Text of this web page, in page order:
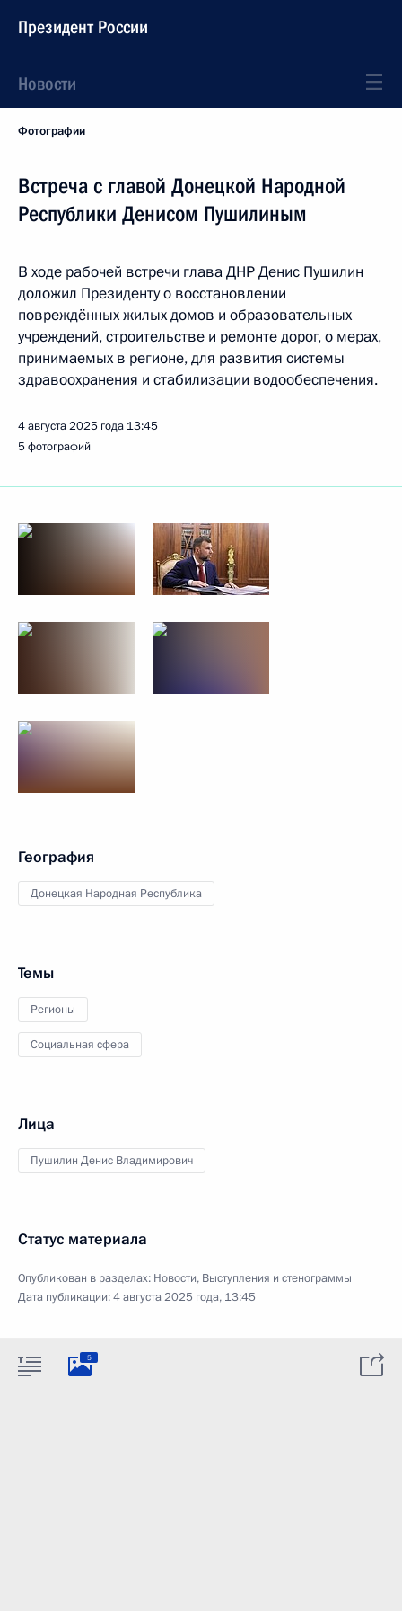
Президент России
Новости
Фотографии
Встреча с главой Донецкой Народной
Республики Денисом Пушилиным
В ходе рабочей встречи глава ДНР Денис Пушилин
доложил Президенту о восстановлении
повреждённых жилых домов и образовательных
учреждений, строительстве и ремонте дорог, о мерах,
принимаемых в регионе, для развития системы
здравоохранения и стабилизации водообеспечения.
4 августа 2025 года 13:45
5 фотографий
География
Донецкая Народная Республика
Темы
Регионы
Социальная сфера
Лица
Пушилин Денис Владимирович
Статус материала
Опубликован в разделах: Новости, Выступления и стенограммы
Дата публикации:4 августа 2025 года, 13:45
5